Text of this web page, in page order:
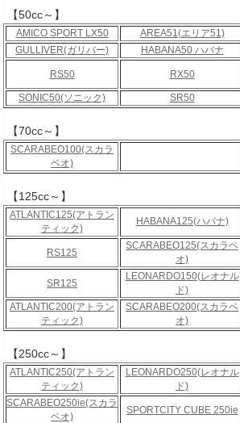
【50cc～】
AMICO SPORT LX50 AREA51(エリア51)
GULLIVER(ガリバー)
HABANA50 ハバナ
RS50 RX50
SONIC50(ソニック)
SR50
【70cc～】
SCARABEO100(スカラ
ベオ)
【125cc～】
ATLANTIC125(アトラン
ティック)
HABANA125(ハバナ)
RS125
SCARABEO125(スカラベ
オ)
SR125
LEONARDO150(レオナル
ド)
ATLANTIC200(アトラン
ティック)
SCARABEO200(スカラベ
オ)
【250cc～】
ATLANTIC250(アトラン
ティック)
LEONARDO250(レオナル
ド)
SCARABEO250ie(スカラ
ベオ)
SPORTCITY CUBE 250ie